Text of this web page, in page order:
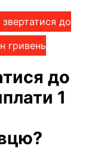
до
гривень
до
1